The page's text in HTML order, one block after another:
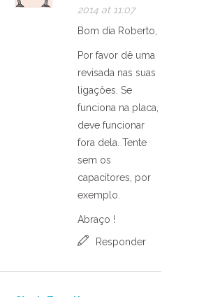
2014 at 11:07
Bom dia Roberto,
Por favor dê uma
revisada nas suas
ligaçôes. Se
funciona na placa,
deve funcionar
fora dela. Tente
sem os
capacitores, por
exemplo.
Abraço !
Responder